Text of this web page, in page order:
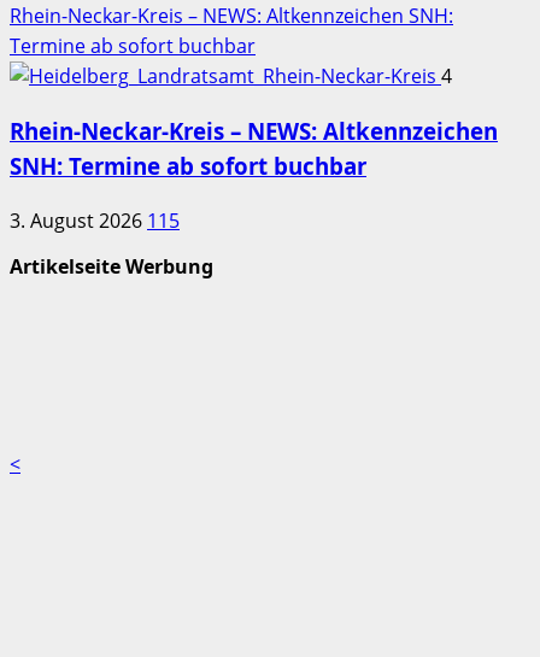
Rhein-Neckar-Kreis – NEWS: Altkennzeichen SNH:
Termine ab sofort buchbar
4
Rhein-Neckar-Kreis – NEWS: Altkennzeichen
SNH: Termine ab sofort buchbar
3. August 2026 115
Artikelseite Werbung
<